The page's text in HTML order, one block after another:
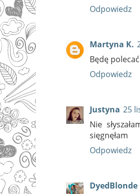
Odpowiedz
Martyna K.
Będę
Odpowiedz
Justyna 25
Nie
sięgnęłam
Odpowiedz
DyedBlonde